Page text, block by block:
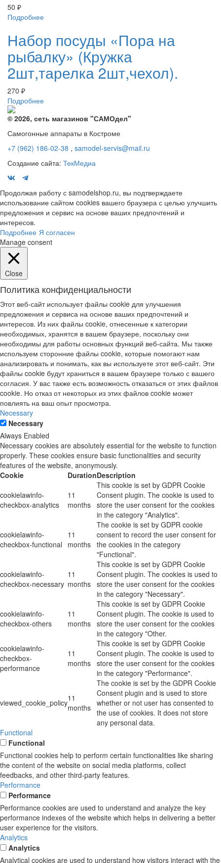
50 ₽
Подробнее
Набор посуды «Пора на
рыбалку» (Кружка
2шт,тарелка 2шт,чехол).
270 ₽
Подробнее
© 2026, сеть магазинов "САМОдел"
Самогонные аппараты в Костроме
+7 (962) 186-02-38 , samodel-servis@mail.ru
Создание сайта: ТекМедиа
Продолжая работу с samodelshop.ru, вы подтверждаете
использование сайтом cookies вашего браузера с целью улучшить
предложения и сервис на основе ваших предпочтений и
интересов.
Подробнее Я согласен
Manage consent
Close
Политика конфиденциальности
Этот веб-сайт использует файлы cookie для улучшения
предложения и сервиса на основе ваших предпочтений и
интересов. Из них файлы cookie, отнесенные к категории
необходимых, хранятся в вашем браузере, поскольку они
необходимы для работы основных функций веб-сайта. Мы также
используем сторонние файлы cookie, которые помогают нам
анализировать и понимать, как вы используете этот веб-сайт. Эти
файлы cookie будут храниться в вашем браузере только с вашего
согласия. У вас также есть возможность отказаться от этих файлов
cookie. Но отказ от некоторых из этих файлов cookie может
повлиять на ваш опыт просмотра.
Necessary
Necessary
Always Enabled
Necessary cookies are absolutely essential for the website to function
properly. These cookies ensure basic functionalities and security
features of the website, anonymously.
Cookie
DurationDescription
cookielawinfo-
checkbox-analytics
11
months
This cookie is set by GDPR Cookie
Consent plugin. The cookie is used to
store the user consent for the cookies
in the category "Analytics".
cookielawinfo-
checkbox-functional
11
months
The cookie is set by GDPR cookie
consent to record the user consent for
the cookies in the category
"Functional".
cookielawinfo-
checkbox-necessary
11
months
This cookie is set by GDPR Cookie
Consent plugin. The cookies is used to
store the user consent for the cookies
in the category "Necessary".
cookielawinfo-
checkbox-others
11
months
This cookie is set by GDPR Cookie
Consent plugin. The cookie is used to
store the user consent for the cookies
in the category "Other.
cookielawinfo-
checkbox-
performance
11
months
This cookie is set by GDPR Cookie
Consent plugin. The cookie is used to
store the user consent for the cookies
in the category "Performance".
viewed_cookie_policy11
months
The cookie is set by the GDPR Cookie
Consent plugin and is used to store
whether or not user has consented to
the use of cookies. It does not store
any personal data.
Functional
Functional
Functional cookies help to perform certain functionalities like sharing
the content of the website on social media platforms, collect
feedbacks, and other third-party features.
Performance
Performance
Performance cookies are used to understand and analyze the key
performance indexes of the website which helps in delivering a better
user experience for the visitors.
Analytics
Analytics
Analytical cookies are used to understand how visitors interact with the